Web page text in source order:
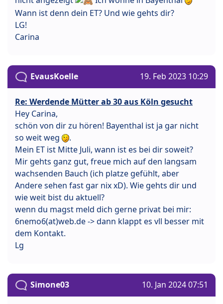
Wann ist denn dein ET? Und wie gehts dir?
LG!
Carina
EvausKoelle 19. Feb 2023 10:29
Re: Werdende Mütter ab 30 aus Köln gesucht
Hey Carina,
schön von dir zu hören! Bayenthal ist ja gar nicht
so weit weg
.
Mein ET ist Mitte Juli, wann ist es bei dir soweit?
Mir gehts ganz gut, freue mich auf den langsam
wachsenden Bauch (ich platze gefühlt, aber
Andere sehen fast gar nix xD). Wie gehts dir und
wie weit bist du aktuell?
wenn du magst meld dich gerne privat bei mir:
6nemo6(at)web.de -> dann klappt es vll besser mit
dem Kontakt.
Lg
Simone03 10. Jan 2024 07:51